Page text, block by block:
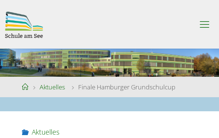
to
content
CHU
LEA
MS
EE
HomeAktuelles Finale Hamburger Grundschulcup
Aktuelles